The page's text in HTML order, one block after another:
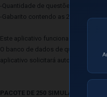
-Quantidade de questões Corretas,
-Gabarito contendo as 20 questões
Este aplicativo funciona de modo
O banco de dados de questões é
aplicativo solicitará
PACOTE DE 250 SIMULADOS PARA